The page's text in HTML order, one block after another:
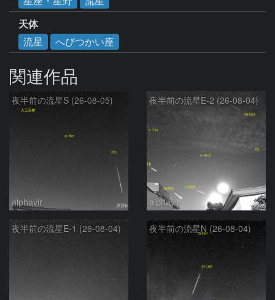
天体
流星
へびつかい座
関連作品
夜半前の流星S (26-08-05)
alphavir
夜半前の流星E-2 (26-08-04)
alphavir
夜半前の流星E-1 (26-08-04) 夜半前の流星N (26-08-04)